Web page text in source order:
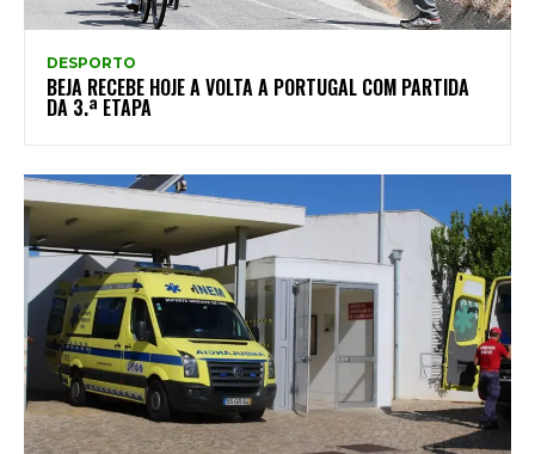
DESPORTO
BEJA RECEBE HOJE A VOLTA A PORTUGAL COM PARTIDA
DA 3.ª ETAPA